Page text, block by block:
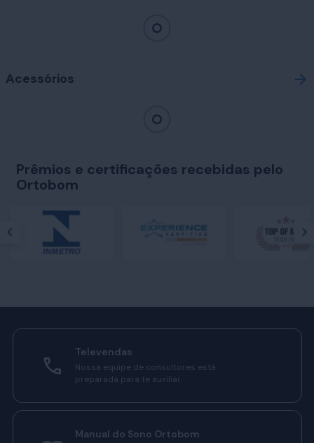
Acessórios
Prêmios e certificações recebidas pelo
Ortobom
Televendas
Nossa equipe de consultores está
preparada para te auxiliar.
Manual do Sono Ortobom